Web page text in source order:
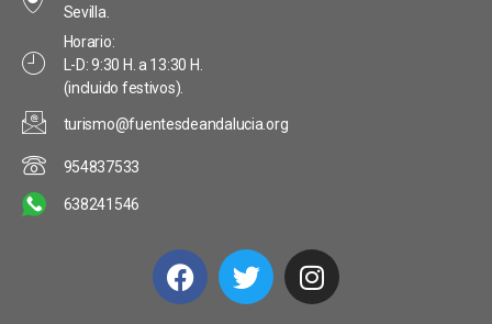
Sevilla.
Horario:
L-D: 9:30 H. a 13:30 H.
(incluido festivos).
turismo@fuentesdeandalucia.org
954837533
638241546